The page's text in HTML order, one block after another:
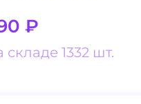
₽
складе 1332 шт.